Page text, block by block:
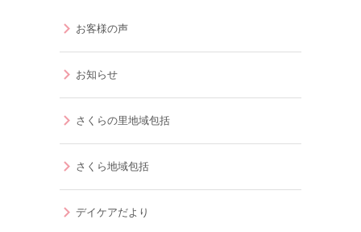
お客様の声
お知らせ
さくらの里地域包括
さくら地域包括
デイケアだより